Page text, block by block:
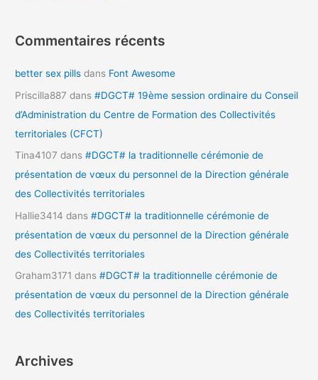
Commentaires récents
better sex pills dans Font Awesome
Priscilla887 dans#DGCT# 19ème session ordinaire du Conseil
d’Administration du Centre de Formation des Collectivités
territoriales (CFCT)
Tina4107 dans#DGCT# la traditionnelle cérémonie de
présentation de vœux du personnel de la Direction générale
des Collectivités territoriales
Hallie3414 dans#DGCT# la traditionnelle cérémonie de
présentation de vœux du personnel de la Direction générale
des Collectivités territoriales
Graham3171 dans#DGCT# la traditionnelle cérémonie de
présentation de vœux du personnel de la Direction générale
des Collectivités territoriales
Archives